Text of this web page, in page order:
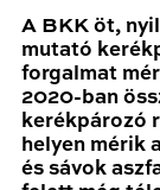
A BKK öt,
mutató
forgalmat
2020-ban
kerékpározó
helyen mérik
és sávok